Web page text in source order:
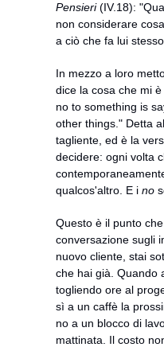
Pensieri (IV.18):
non considerare
a ciò che fa lui
In mezzo a loro
dice la cosa che mi
no to something is
other things." Detta
tagliente, ed è la
decidere: ogni volta
qualcos'altro. E i no
Questo è il punto
conversazione sugli
nuovo cliente, stai
che hai già. Quando
togliendo ore al
sì a un caffè la
no a un blocco di
mattinata. Il costo